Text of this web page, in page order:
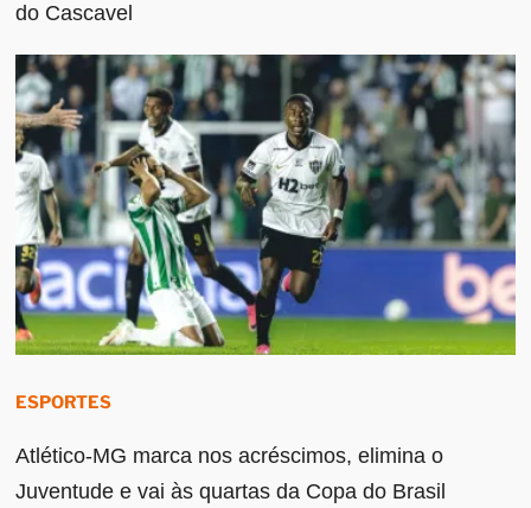
do Cascavel
ESPORTES
Atlético-MG marca nos acréscimos, elimina o
Juventude e vai às quartas da Copa do Brasil